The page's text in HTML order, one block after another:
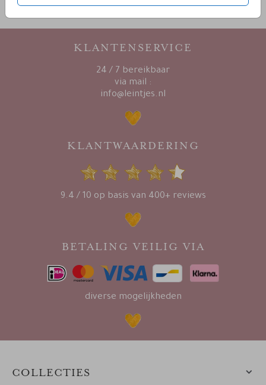
KLANTENSERVICE
24 / 7 bereikbaar
via mail :
info@leintjes.nl
KLANTWAARDERING
9.4 / 10 op basis van 400+ reviews
BETALING VEILIG VIA
diverse mogelijkheden
COLLECTIES